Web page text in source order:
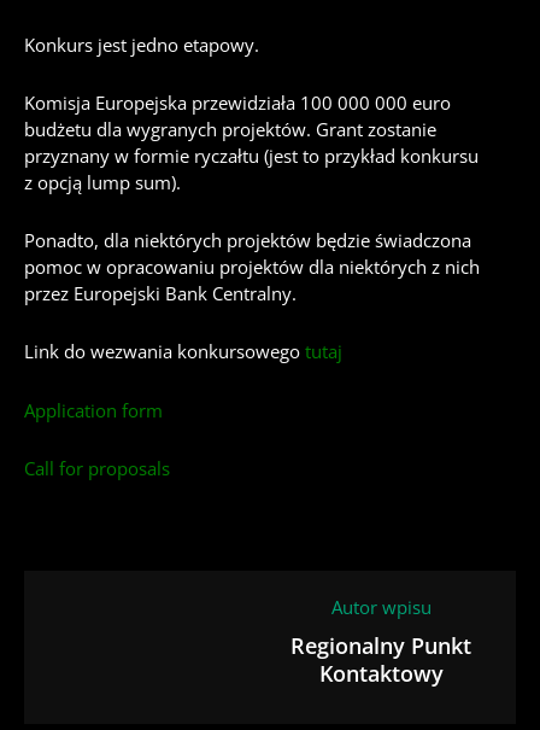
Konkurs jest jedno etapowy.
Komisja Europejska przewidziała 100 000 000 euro
budżetu dla wygranych projektów. Grant zostanie
przyznany w formie ryczałtu (jest to przykład konkursu
z opcją lump sum).
Ponadto, dla niektórych projektów będzie świadczona
pomoc w opracowaniu projektów dla niektórych z nich
przez Europejski Bank Centralny.
Link do wezwania konkursowego tutaj
Application form
Call for proposals
Autor wpisu
Regionalny Punkt
Kontaktowy